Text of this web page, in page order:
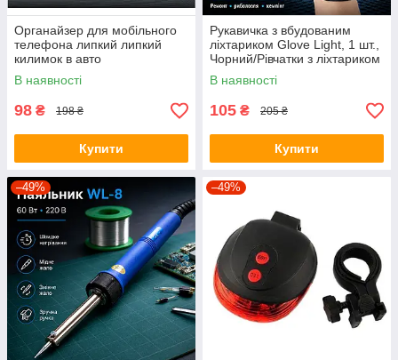
Органайзер для мобільного
телефона липкий липкий
килимок в авто
В наявності
98 ₴ 198 ₴
Купити
Рукавичка з вбудованим
ліхтариком Glove Light, 1 шт.,
Чорний/Рівчатки з ліхтариком
В наявності
105 ₴ 205 ₴
Купити
–49% –49%